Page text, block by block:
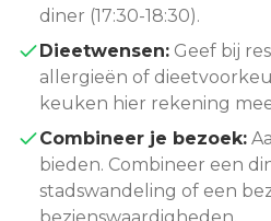
diner (17:30-18:30).
Dieetwensen: Geef bij
allergieën of
keuken hier rekening
Combineer je bezoek:
bieden. Combineer een
stadswandeling of een